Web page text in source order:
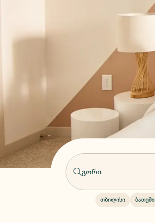
თბილისი ბათუმი